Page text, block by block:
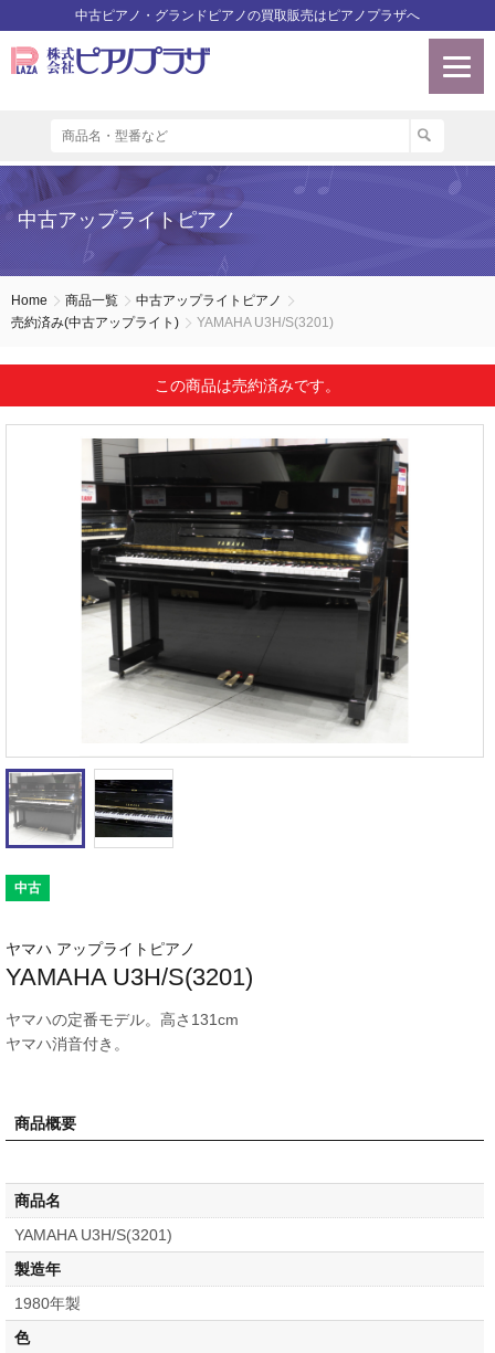
中古ピアノ・グランドピアノの買取販売はピアノプラザへ
中古アップライトピアノ
Home 商品一覧
中古アップライトピアノ
売約済み(中古アップライト)
YAMAHA U3H/S(3201)
この商品は売約済みです。
中古
ヤマハ アップライトピアノ
YAMAHA U3H/S(3201)
ヤマハの定番モデル。高さ131cm
ヤマハ消音付き。
商品概要
商品名
YAMAHA U3H/S(3201)
製造年
1980年製
色